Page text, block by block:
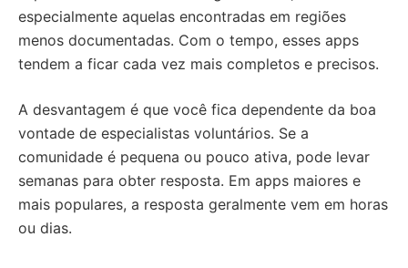
especialmente aquelas encontradas em regiões
menos documentadas. Com o tempo, esses apps
tendem a ficar cada vez mais completos e precisos.
A desvantagem é que você fica dependente da boa
vontade de especialistas voluntários. Se a
comunidade é pequena ou pouco ativa, pode levar
semanas para obter resposta. Em apps maiores e
mais populares, a resposta geralmente vem em horas
ou dias.